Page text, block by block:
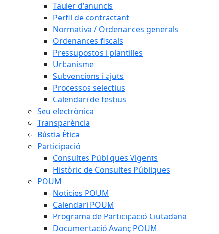
Tauler d'anuncis
Perfil de contractant
Normativa / Ordenances generals
Ordenances fiscals
Pressupostos i plantilles
Urbanisme
Subvencions i ajuts
Processos selectius
Calendari de festius
Seu electrònica
Transparència
Bústia Ètica
Participació
Consultes Públiques Vigents
Històric de Consultes Públiques
POUM
Noticies POUM
Calendari POUM
Programa de Participació Ciutadana
Documentació Avanç POUM